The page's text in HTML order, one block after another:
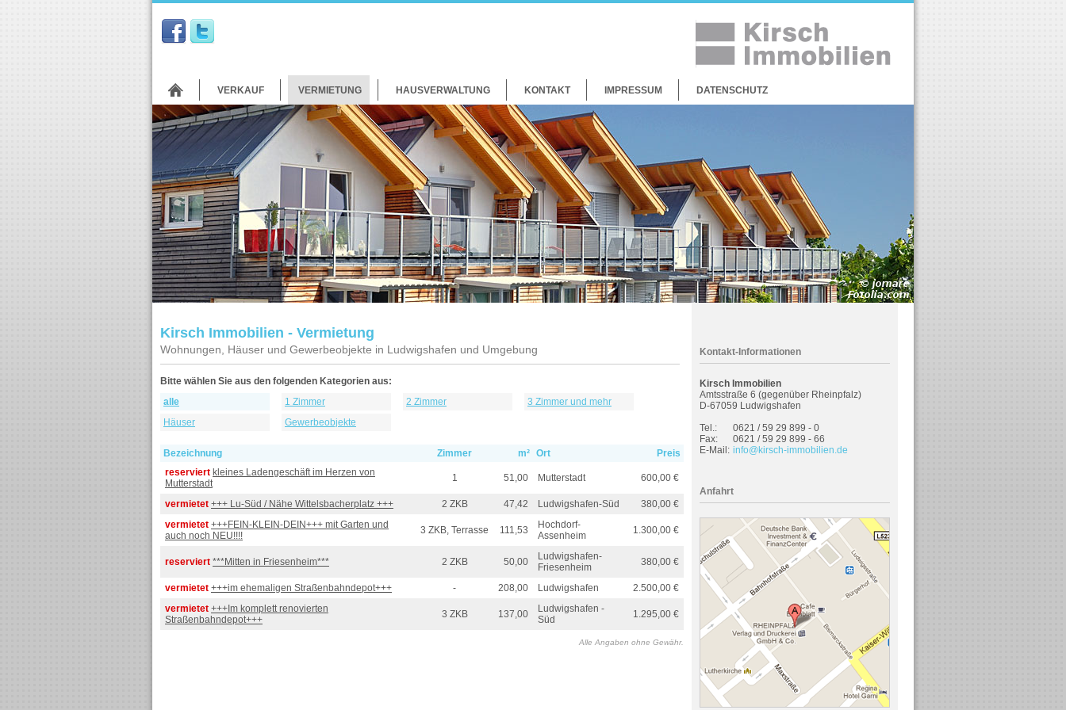
VERKAUF VERMIETUNG HAUSVERWALTUNG KONTAKT IMPRESSUM DATENSCHUTZ
Kirsch Immobilien - Vermietung
Wohnungen, Häuser und Gewerbeobjekte in Ludwigshafen und Umgebung
Bitte wählen Sie aus den folgenden Kategorien aus:
alle
1 Zimmer 2 Zimmer
3 Zimmer und mehr
Häuser
Gewerbeobjekte
Bezeichnung Zimmer m² Ort
Preis
reserviert kleines Ladengeschäft im Herzen von
Mutterstadt
1 51,00 Mutterstadt 600,00 €
vermietet +++ Lu-Süd / Nähe Wittelsbacherplatz +++ 2 ZKB 47,42 Ludwigshafen-Süd
380,00 €
vermietet +++FEIN-KLEIN-DEIN+++ mit Garten und
auch noch NEU!!!!
3 ZKB, Terrasse 111,53
Hochdorf-
Assenheim
1.300,00 €
reserviert ***Mitten in Friesenheim*** 2 ZKB 50,00
Ludwigshafen-
Friesenheim
380,00 €
vermietet +++im ehemaligen Straßenbahndepot+++ - 208,00 Ludwigshafen
2.500,00 €
vermietet +++Im komplett renovierten
Straßenbahndepot+++
3 ZKB 137,00
Ludwigshafen -
Süd
1.295,00 €
Alle Angaben ohne Gewähr.
Kontakt-Informationen
Kirsch Immobilien
Amtsstraße 6 (gegenüber Rheinpfalz)
D-67059 Ludwigshafen
Tel.:
0621 / 59 29 899 - 0
Fax:
0621 / 59 29 899 - 66
E-Mail: info@kirsch-immobilien.de
Anfahrt